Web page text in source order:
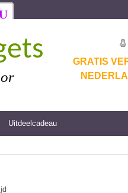
GRATIS
Uitdeelcadeau